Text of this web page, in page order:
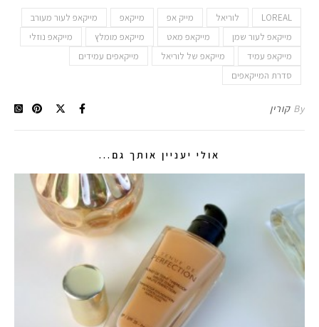
LOREAL לוריאל מייק אפ מייקאפ
מייקאפ לעור מעורב
מייקאפ לעור שמן
מייקאפ מאט מייקאפ מומלץ
מייקאפ נוזלי
מייקאפ עמיד
מייקאפ של לוריאל
מייקאפים עמידים
סדרת המייקאפים
By קורין
אולי יעניין אותך גם...